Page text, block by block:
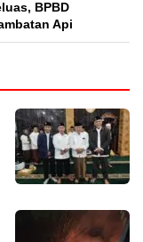
BPBD
Api